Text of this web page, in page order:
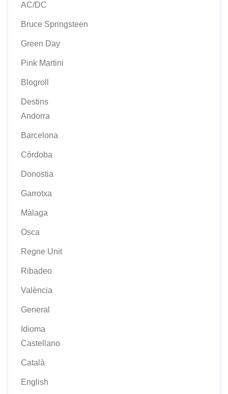
AC/DC
Bruce Springsteen
Green Day
Pink Martini
Blogroll
Destins
Andorra
Barcelona
Còrdoba
Donostia
Garrotxa
Màlaga
Osca
Regne Unit
Ribadeo
València
General
Idioma
Castellano
Català
English